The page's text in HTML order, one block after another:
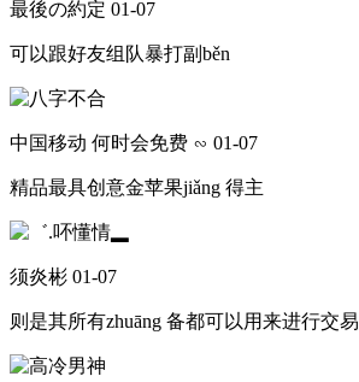
最後の約定 01-07
可以跟好友组队暴打副běn
中国移动 何时会免费 ∽ 01-07
精品最具创意金苹果jiǎng 得主
须炎彬 01-07
则是其所有zhuāng 备都可以用来进行交易